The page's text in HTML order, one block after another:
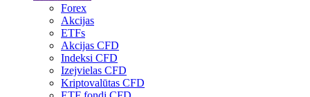
Forex
Akcijas
ETFs
Akcijas CFD
Indeksi CFD
Izejvielas CFD
Kriptovalūtas CFD